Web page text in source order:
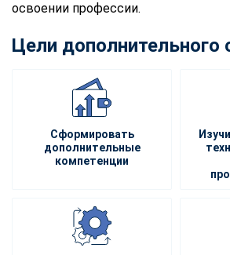
освоении профессии.
Цели дополнительного
Сформировать
дополнительные
компетенции